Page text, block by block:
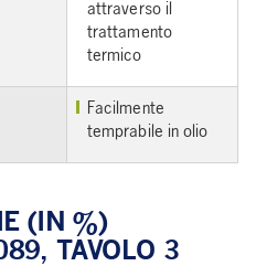
attraverso il
trattamento
termico
Facilmente
temprabile in olio
(IN %)
TAVOLO 3